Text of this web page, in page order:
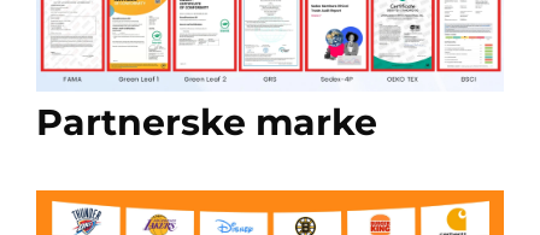
Partnerske marke